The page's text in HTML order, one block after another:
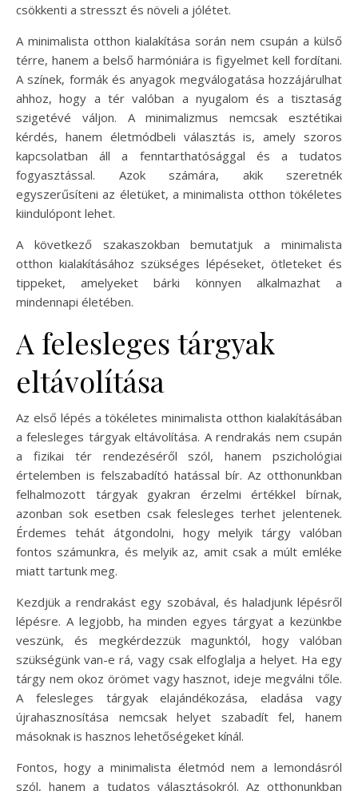
csökkenti a stresszt és növeli a jólétet.
A minimalista otthon kialakítása során nem csupán a külső
térre, hanem a belső harmóniára is figyelmet kell fordítani.
A színek, formák és anyagok megválogatása hozzájárulhat
ahhoz, hogy a tér valóban a nyugalom és a tisztaság
szigetévé váljon. A minimalizmus nemcsak esztétikai
kérdés, hanem életmódbeli választás is, amely szoros
kapcsolatban áll a fenntarthatósággal és a tudatos
fogyasztással. Azok számára, akik szeretnék
egyszerűsíteni az életüket, a minimalista otthon tökéletes
kiindulópont lehet.
A következő szakaszokban bemutatjuk a minimalista
otthon kialakításához szükséges lépéseket, ötleteket és
tippeket, amelyeket bárki könnyen alkalmazhat a
mindennapi életében.
A felesleges tárgyak
eltávolítása
Az első lépés a tökéletes minimalista otthon kialakításában
a felesleges tárgyak eltávolítása. A rendrakás nem csupán
a fizikai tér rendezéséről szól, hanem pszichológiai
értelemben is felszabadító hatással bír. Az otthonunkban
felhalmozott tárgyak gyakran érzelmi értékkel bírnak,
azonban sok esetben csak felesleges terhet jelentenek.
Érdemes tehát átgondolni, hogy melyik tárgy valóban
fontos számunkra, és melyik az, amit csak a múlt emléke
miatt tartunk meg.
Kezdjük a rendrakást egy szobával, és haladjunk lépésről
lépésre. A legjobb, ha minden egyes tárgyat a kezünkbe
veszünk, és megkérdezzük magunktól, hogy valóban
szükségünk van-e rá, vagy csak elfoglalja a helyet. Ha egy
tárgy nem okoz örömet vagy hasznot, ideje megválni tőle.
A felesleges tárgyak elajándékozása, eladása vagy
újrahasznosítása nemcsak helyet szabadít fel, hanem
másoknak is hasznos lehetőségeket kínál.
Fontos, hogy a minimalista életmód nem a lemondásról
szól, hanem a tudatos választásokról. Az otthonunkban